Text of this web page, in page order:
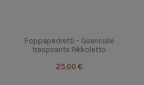
Foppapedretti - Guanciale
traspirante Pikkoletto
25,00 €